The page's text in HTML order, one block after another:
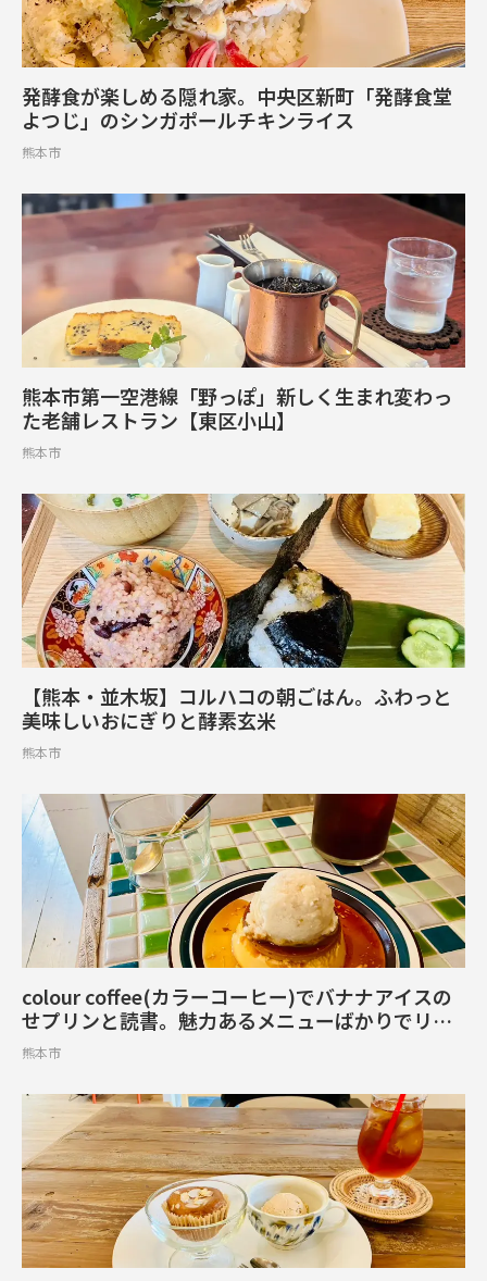
発酵食が楽しめる隠れ家。中央区新町「発酵食堂
よつじ」のシンガポールチキンライス
熊本市
熊本市第一空港線「野っぽ」新しく生まれ変わっ
た老舗レストラン【東区小山】
熊本市
【熊本・並木坂】コルハコの朝ごはん。ふわっと
美味しいおにぎりと酵素玄米
熊本市
colour coffee(カラーコーヒー)でバナナアイスの
せプリンと読書。魅力あるメニューばかりでリピ
ートしたいカフェ【上通町】
熊本市